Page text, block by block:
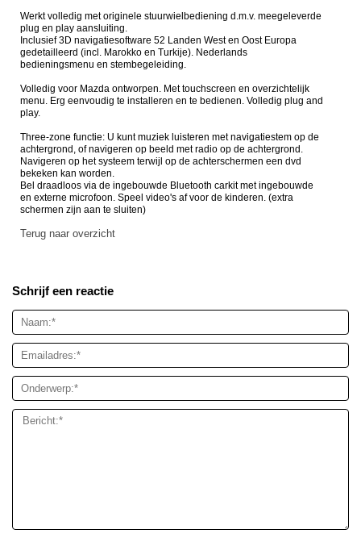
Werkt volledig met originele stuurwielbediening d.m.v. meegeleverde
plug en play aansluiting.
Inclusief 3D navigatiesoftware 52 Landen West en Oost Europa
gedetailleerd (incl. Marokko en Turkije). Nederlands
bedieningsmenu en stembegeleiding.
Volledig voor Mazda ontworpen. Met touchscreen en overzichtelijk
menu. Erg eenvoudig te installeren en te bedienen. Volledig plug and
play.
Three-zone functie: U kunt muziek luisteren met navigatiestem op de
achtergrond, of navigeren op beeld met radio op de achtergrond.
Navigeren op het systeem terwijl op de achterschermen een dvd
bekeken kan worden.
Bel draadloos via de ingebouwde Bluetooth carkit met ingebouwde
en externe microfoon. Speel video's af voor de kinderen. (extra
schermen zijn aan te sluiten)
Terug naar overzicht
Schrijf een reactie